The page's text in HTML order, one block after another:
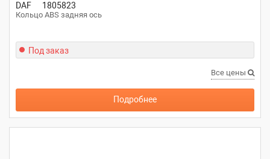
DAF 1805823
Кольцо ABS задняя ось
Под заказ
Все цены
Подробнее